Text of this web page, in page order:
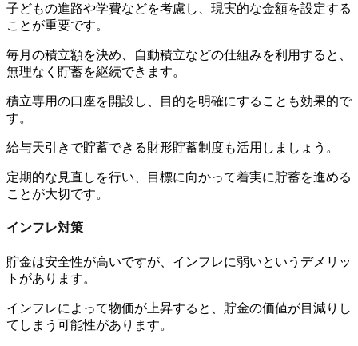
子どもの進路や学費などを考慮し、現実的な金額を設定する
ことが重要です。
毎月の積立額を決め、自動積立などの仕組みを利用すると、
無理なく貯蓄を継続できます。
積立専用の口座を開設し、目的を明確にすることも効果的で
す。
給与天引きで貯蓄できる財形貯蓄制度も活用しましょう。
定期的な見直しを行い、目標に向かって着実に貯蓄を進める
ことが大切です。
インフレ対策
貯金は安全性が高いですが、インフレに弱いというデメリッ
トがあります。
インフレによって物価が上昇すると、貯金の価値が目減りし
てしまう可能性があります。